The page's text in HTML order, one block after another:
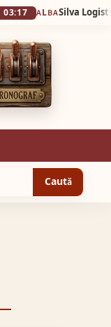
Caută